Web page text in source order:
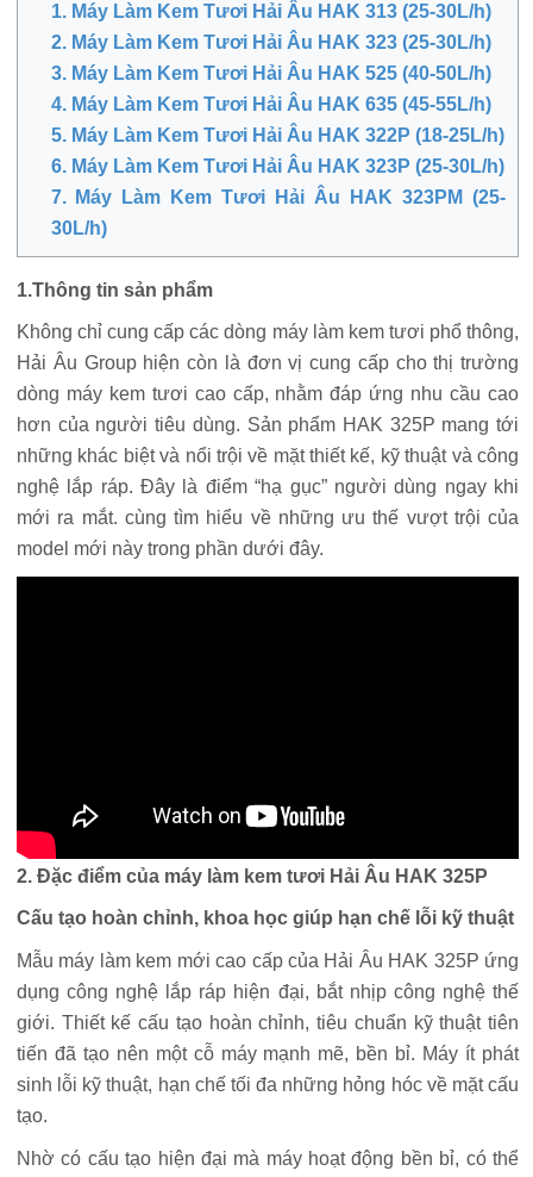
1. Máy Làm Kem Tươi Hải Âu HAK 313 (25-30L/h)
2. Máy Làm Kem Tươi Hải Âu HAK 323 (25-30L/h)
3. Máy Làm Kem Tươi Hải Âu HAK 525 (40-50L/h)
4. Máy Làm Kem Tươi Hải Âu HAK 635 (45-55L/h)
5. Máy Làm Kem Tươi Hải Âu HAK 322P (18-25L/h)
6. Máy Làm Kem Tươi Hải Âu HAK 323P (25-30L/h)
7. Máy Làm Kem Tươi Hải Âu HAK 323PM (25-
30L/h)
1.Thông tin sản phẩm
Không chỉ cung cấp các dòng máy làm kem tươi phổ thông,
Hải Âu Group hiện còn là đơn vị cung cấp cho thị trường
dòng máy kem tươi cao cấp, nhằm đáp ứng nhu cầu cao
hơn của người tiêu dùng. Sản phẩm HAK 325P mang tới
những khác biệt và nổi trội về mặt thiết kế, kỹ thuật và công
nghệ lắp ráp. Đây là điểm “hạ gục” người dùng ngay khi
mới ra mắt. cùng tìm hiểu về những ưu thế vượt trội của
model mới này trong phần dưới đây.
2. Đặc điểm của máy làm kem tươi Hải Âu HAK 325P
Cấu tạo hoàn chỉnh, khoa học giúp hạn chế lỗi kỹ thuật
Mẫu máy làm kem mới cao cấp của Hải Âu HAK 325P ứng
dụng công nghệ lắp ráp hiện đại, bắt nhịp công nghệ thế
giới. Thiết kế cấu tạo hoàn chỉnh, tiêu chuẩn kỹ thuật tiên
tiến đã tạo nên một cỗ máy mạnh mẽ, bền bỉ. Máy ít phát
sinh lỗi kỹ thuật, hạn chế tối đa những hỏng hóc về mặt cấu
tạo.
Nhờ có cấu tạo hiện đại mà máy hoạt động bền bỉ, có thể